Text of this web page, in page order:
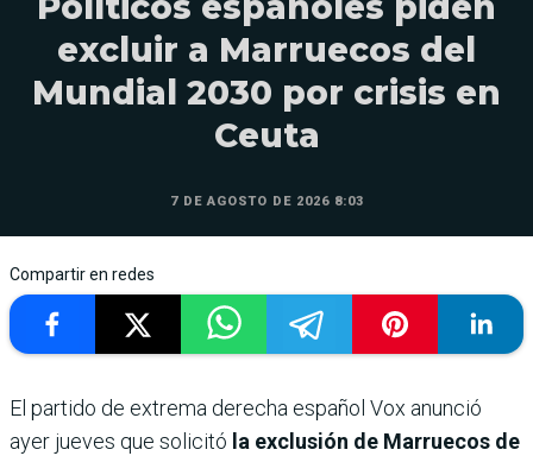
excluir a Marruecos del
Mundial 2030 por crisis en
Ceuta
7 DE AGOSTO DE 2026 8:03
Compartir en redes
El partido de extrema derecha español Vox anunció
ayer jueves que solicitó la exclusión de Marruecos de